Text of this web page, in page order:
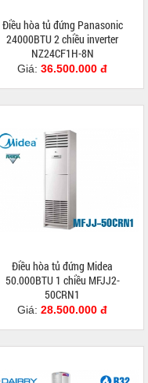
Điều hòa tủ đứng Panasonic
24000BTU 2 chiều inverter
NZ24CF1H-8N
Giá: 36.500.000 đ
Điều hòa tủ đứng Midea
50.000BTU 1 chiều MFJJ2-
50CRN1
Giá: 28.500.000 đ